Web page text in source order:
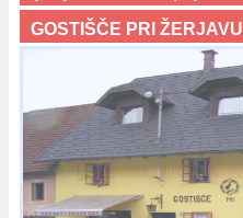
GOSTIŠČE PRI ŽERJAVU